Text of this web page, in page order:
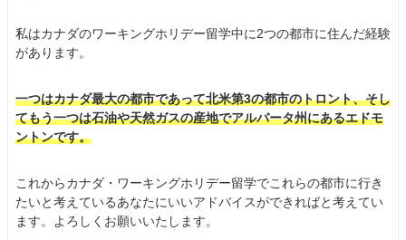
私はカナダのワーキングホリデー留学中に2つの都市に住んだ経験
があります。
一つはカナダ最大の都市であって北米第3の都市のトロント、そし
てもう一つは石油や天然ガスの産地でアルバータ州にあるエドモ
ントンです。
これからカナダ・ワーキングホリデー留学でこれらの都市に行き
たいと考えているあなたにいいアドバイスができればと考えてい
ます。よろしくお願いいたします。